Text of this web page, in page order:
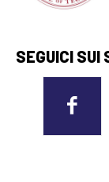
SEGUICI SUI